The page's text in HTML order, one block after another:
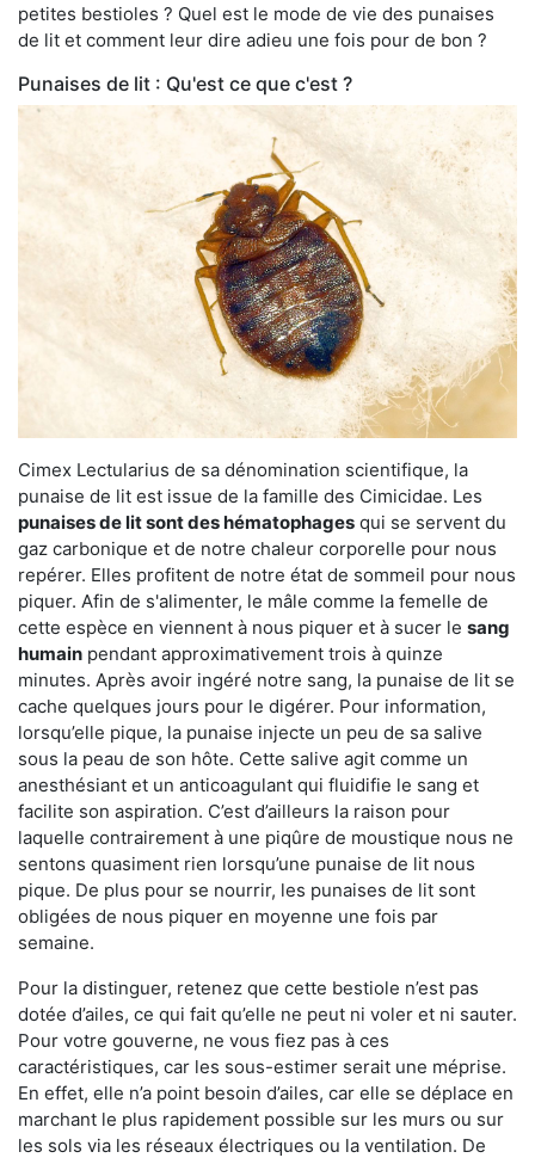
petites bestioles ? Quel est le mode de vie des punaises
de lit et comment leur dire adieu une fois pour de bon ?
Punaises de lit : Qu'est ce que c'est ?
Cimex Lectularius de sa dénomination scientifique, la
punaise de lit est issue de la famille des Cimicidae. Les
punaises de lit sont des hématophages qui se servent du
gaz carbonique et de notre chaleur corporelle pour nous
repérer. Elles profitent de notre état de sommeil pour nous
piquer. Afin de s'alimenter, le mâle comme la femelle de
cette espèce en viennent à nous piquer et à sucer le sang
humain pendant approximativement trois à quinze
minutes. Après avoir ingéré notre sang, la punaise de lit se
cache quelques jours pour le digérer. Pour information,
lorsqu’elle pique, la punaise injecte un peu de sa salive
sous la peau de son hôte. Cette salive agit comme un
anesthésiant et un anticoagulant qui fluidifie le sang et
facilite son aspiration. C’est d’ailleurs la raison pour
laquelle contrairement à une piqûre de moustique nous ne
sentons quasiment rien lorsqu’une punaise de lit nous
pique. De plus pour se nourrir, les punaises de lit sont
obligées de nous piquer en moyenne une fois par
semaine.
Pour la distinguer, retenez que cette bestiole n’est pas
dotée d’ailes, ce qui fait qu’elle ne peut ni voler et ni sauter.
Pour votre gouverne, ne vous fiez pas à ces
caractéristiques, car les sous-estimer serait une méprise.
En effet, elle n’a point besoin d’ailes, car elle se déplace en
marchant le plus rapidement possible sur les murs ou sur
les sols via les réseaux électriques ou la ventilation. De